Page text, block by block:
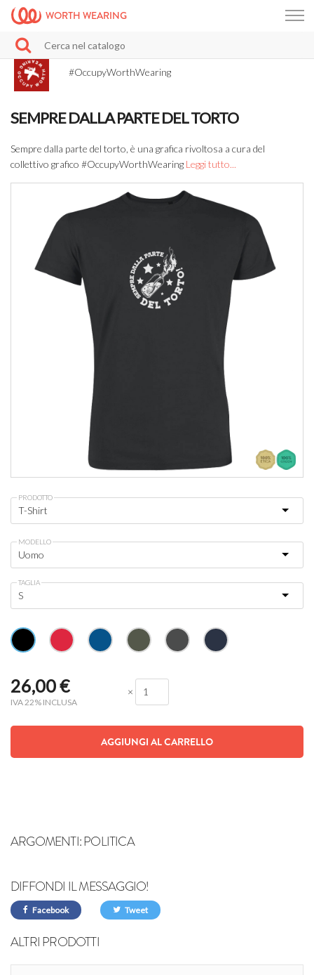
WORTH WEARING
#OccupyWorthWearing
SEMPRE DALLA PARTE DEL TORTO
Sempre dalla parte del torto, è una grafica rivoltosa a cura del
collettivo grafico #OccupyWorthWearing Leggi tutto...
PRODOTTO
MODELLO
TAGLIA
26,00€
IVA 22% INCLUSA
×
AGGIUNGI AL CARRELLO
ARGOMENTI:POLITICA
DIFFONDI IL MESSAGGIO!
Facebook Tweet
ALTRI PRODOTTI